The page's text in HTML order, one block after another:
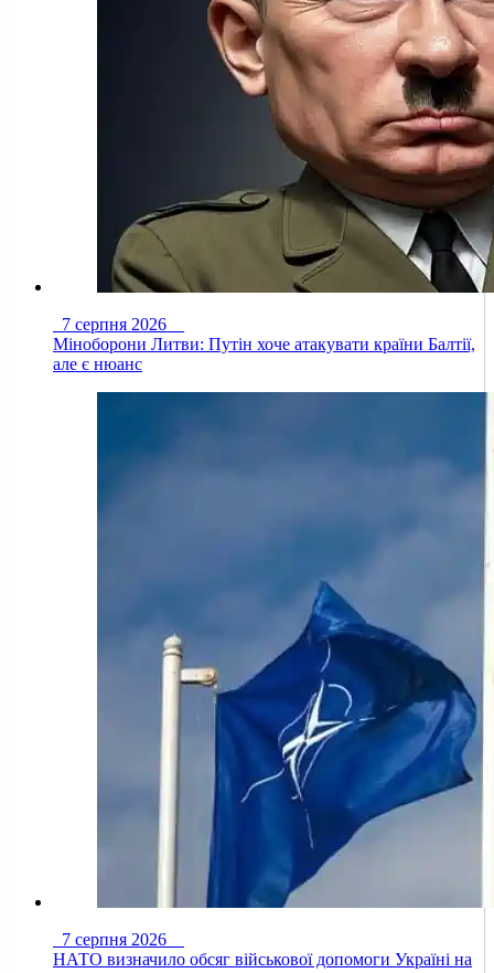
7 серпня 2026
Міноборони Литви: Путін хоче атакувати країни Балтії,
але є нюанс
7 серпня 2026
НАТО визначило обсяг військової допомоги Україні на